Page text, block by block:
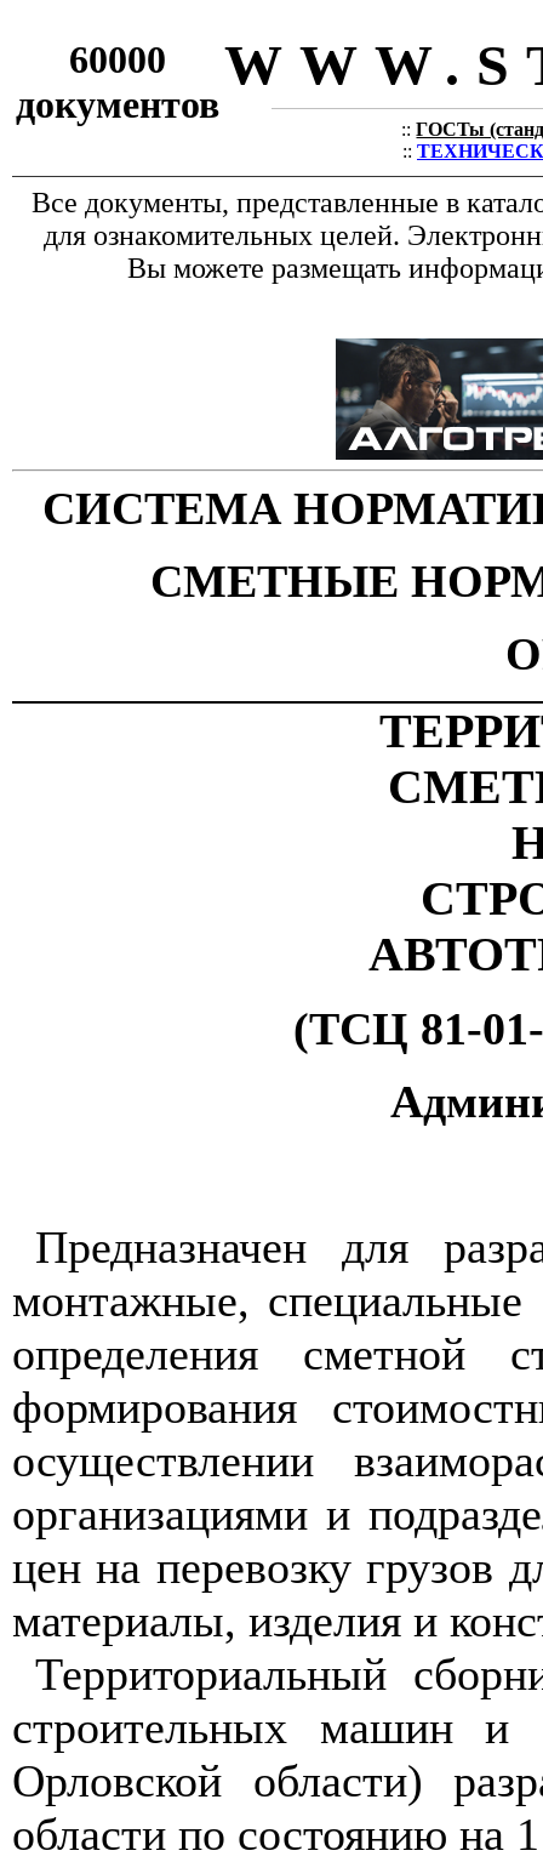
60000
документов
:: ГОСТы
::
Все документы, представленные в
для ознакомительных целей.
Вы можете размещать
СИСТЕМА
СМЕТНЫЕ
(ТСЦ 81-
Предназначен для
монтажные, специальные
определения сметной
формирования
осуществлении
организациями и
цен на перевозку грузов
материалы, изделия и
Территориальный
строительных машин и
Орловской области)
области по состоянию на